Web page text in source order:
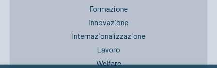
Formazione
Innovazione
Internazionalizzazione
Lavoro
Welfare